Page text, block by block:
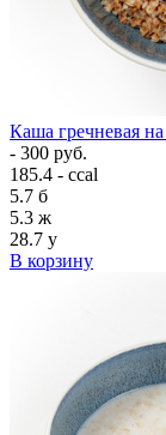
Каша гречневая
- 300 руб.
185.4 - ccal
5.7 б
5.3 ж
28.7 у
В корзину